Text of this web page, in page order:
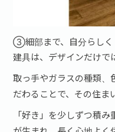
③細部まで、自分らしく
建具は、デザインだけで
取っ手やガラスの種類、
だわることで、その住ま
「好き」を少しずつ積